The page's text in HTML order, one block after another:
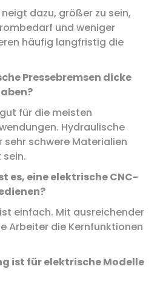
dazu, größer zu sein,
und weniger
häufig langfristig die
Pressebremsen dicke
für die meisten
Hydraulische
sehr schwere Materialien
es, eine elektrische CNC-
einfach. Mit ausreichender
Arbeiter die Kernfunktionen
ist für elektrische Modelle